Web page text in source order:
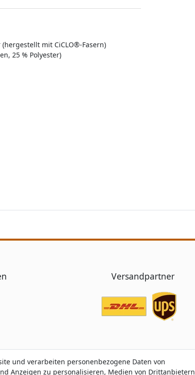
mit CiCLO®-Fasern)
25 % Polyester)
Versandpartner
und verarbeiten personenbezogene Daten von
Anzeigen zu personalisieren, Medien von Drittanbietern
und verarbeiten personenbezogene Daten von
Anzeigen zu personalisieren, Medien von Drittanbietern